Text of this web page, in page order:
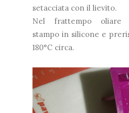
setacciata con il lievito.
Nel frattempo oliare
stampo in silicone e
180°C circa.